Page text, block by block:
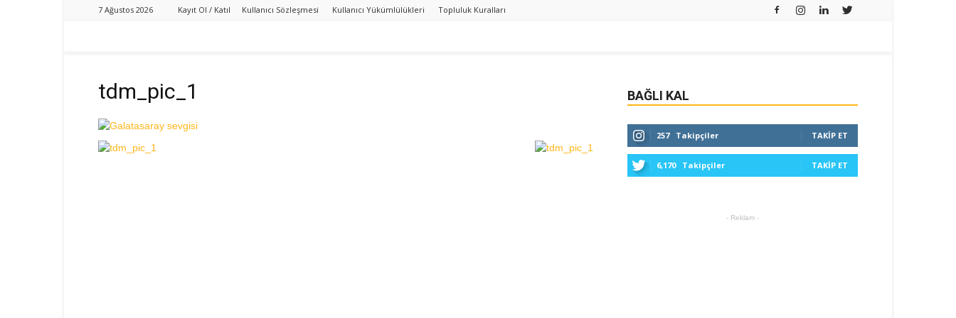
7 Ağustos 2026 Kayıt Ol / Katıl Kullanıcı Sözleşmesi Kullanıcı Yükümlülükleri Topluluk Kuralları
tdm_pic_1 BAĞLI KAL
257 Takipçiler TAKIP ET
6,170 Takipçiler TAKIP ET
- Reklam -